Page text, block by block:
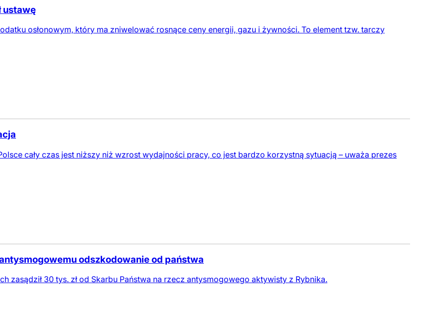
ustawę
osłonowym, który ma zniwelować rosnące ceny energii, gazu i żywności. To element tzw. tarczy
cały czas jest niższy niż wzrost wydajności pracy, co jest bardzo korzystną sytuacją – uważa prezes
odszkodowanie od państwa
zasądził 30 tys. zł od Skarbu Państwa na rzecz antysmogowego aktywisty z Rybnika.